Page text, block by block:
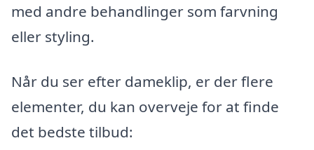
med andre behandlinger som farvning
eller styling.
Når du ser efter dameklip, er der flere
elementer, du kan overveje for at finde
det bedste tilbud: